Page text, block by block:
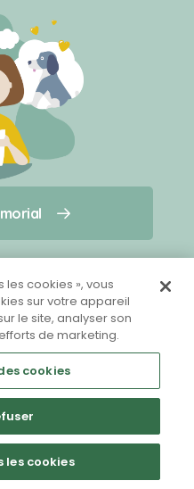
nous ?
Facebook
les cookies », vous
sur votre appareil
le site, analyser son
de marketing.
cookies
les cookies